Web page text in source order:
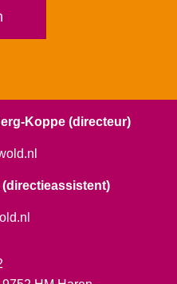
Koppe (directeur)
(directieassistent)